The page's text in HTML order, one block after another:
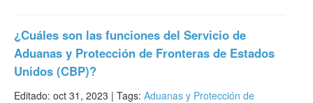
¿Cuáles son las funciones del Servicio de
Aduanas y Protección de Fronteras de Estados
Unidos (CBP)?
Editado: oct 31, 2023 | Tags: Aduanas y Protección de